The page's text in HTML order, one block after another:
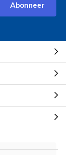
Abonneer